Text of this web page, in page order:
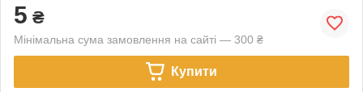
5 ₴
Мінімальна сума замовлення на сайті — 300 ₴
Купити